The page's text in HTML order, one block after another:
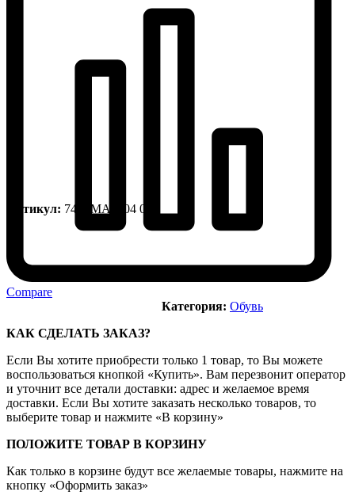
Compare
Артикул: 744SMA0104 042
Категория: Обувь
КАК СДЕЛАТЬ ЗАКАЗ?
Если Вы хотите приобрести только 1 товар, то Вы можете
воспользоваться кнопкой «Купить». Вам перезвонит оператор
и уточнит все детали доставки: адрес и желаемое время
доставки. Если Вы хотите заказать несколько товаров, то
выберите товар и нажмите «В корзину»
ПОЛОЖИТЕ ТОВАР В КОРЗИНУ
Как только в корзине будут все желаемые товары, нажмите на
кнопку «Оформить заказ»